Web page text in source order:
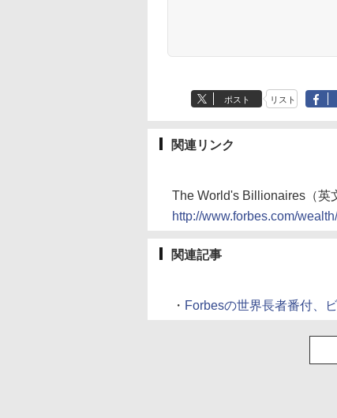
ポスト リスト
関連リンク
The World's Billionaires（英
http://www.forbes.com/
関連記事
・ Forbesの世界長者番付、